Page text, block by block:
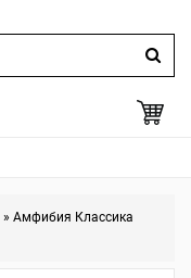
» Амфибия Классика